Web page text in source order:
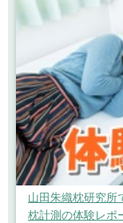
山田朱織枕研究所
枕計測の体験レポ